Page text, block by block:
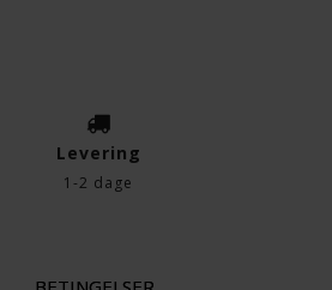
Levering
1-2 dage